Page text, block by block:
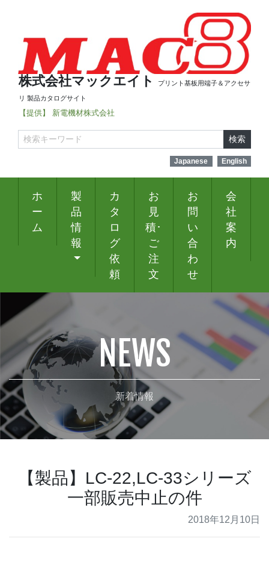
株式会社マックエイト プリント基板用端子＆アクセサ
リ 製品カタログサイト
【提供】 新電機材株式会社
検索
Japanese English
ホ
ー
ム
製
品
情
報
カ
タ
ロ
グ
依
頼
お
見
積･
ご
注
文
お
問
い
合
わ
せ
会
社
案
内
NEWS
新着情報
【製品】LC-22,LC-33シリーズ
一部販売中止の件
2018年12月10日